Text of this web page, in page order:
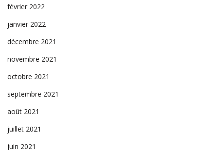
février 2022
janvier 2022
décembre 2021
novembre 2021
octobre 2021
septembre 2021
août 2021
juillet 2021
juin 2021